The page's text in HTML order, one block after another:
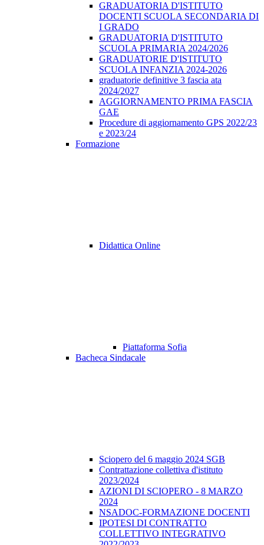
GRADUATORIA D'ISTITUTO
DOCENTI SCUOLA SECONDARIA DI
I GRADO
GRADUATORIA D'ISTITUTO
SCUOLA PRIMARIA 2024/2026
GRADUATORIE D'ISTITUTO
SCUOLA INFANZIA 2024-2026
graduatorie definitive 3 fascia ata
2024/2027
AGGIORNAMENTO PRIMA FASCIA
GAE
Procedure di aggiornamento GPS 2022/23
e 2023/24
Formazione
Didattica Online
Piattaforma Sofia
Bacheca Sindacale
Sciopero del 6 maggio 2024 SGB
Contrattazione collettiva d'istituto
2023/2024
AZIONI DI SCIOPERO - 8 MARZO
2024
NSADOC-FORMAZIONE DOCENTI
IPOTESI DI CONTRATTO
COLLETTIVO INTEGRATIVO